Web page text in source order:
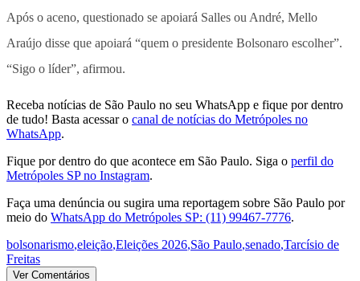
Após o aceno, questionado se apoiará Salles ou André, Mello
Araújo disse que apoiará “quem o presidente Bolsonaro escolher”.
“Sigo o líder”, afirmou.
Receba notícias de São Paulo no seu WhatsApp e fique por dentro
de tudo! Basta acessar o canal de notícias do Metrópoles no
WhatsApp.
Fique por dentro do que acontece em São Paulo. Siga o perfil do
Metrópoles SP no Instagram.
Faça uma denúncia ou sugira uma reportagem sobre São Paulo por
meio do WhatsApp do Metrópoles SP: (11) 99467-7776.
bolsonarismo,eleição,Eleições 2026,São Paulo,senado,Tarcísio de
Freitas
Ver Comentários